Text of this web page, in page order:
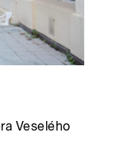
Veselého